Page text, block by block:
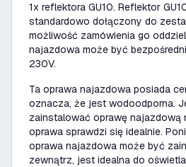
1x reflektora GU10. Reflektor
standardowo dołączony do
możliwość zamówienia go
najazdowa może być
230V.
Ta oprawa najazdowa posiada
oznacza, że jest wodoodporna.
zainstalować oprawę najazdową
oprawa sprawdzi się idealnie.
oprawa najazdowa może być
zewnątrz, jest idealna do